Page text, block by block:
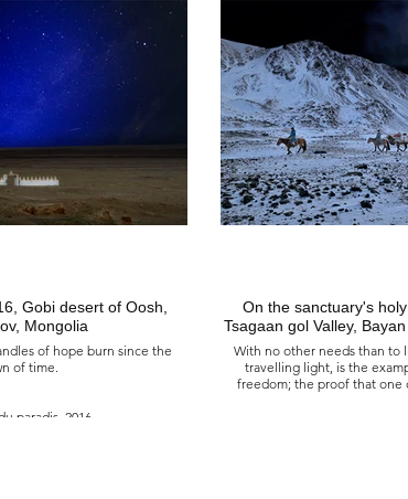
passent formant une seule et
questionne la déraison de
agonie.
的聖地, 2023
上察幹戈爾山谷
，人類、動物和大自然在這裡
而簡單的家庭，其和諧性質疑
廢的愚蠢行為。
knows? Princesses? Who
bloodthirsty when we know
heart, kings competed to
exterminating here an entire
empire! Stones then raised
which reveal, on the steppe,
these armies
Gardiens de l’empire
Statues anthropomorphiques,
Shiveet Uul,
Où l’homme shamaniste a
ses rites et ses cultes voués à
lieux. Des stèles de pierre à
d'animaux psychopompes
monde souterrain à
anthropomorphiques
gardiennes des tombes à
Mongolia
of hope burn since the
of time.
paradis, 2016
On the sanctuary's
Tsagaan gol Valley,
With no other needs than to
travelling light, is the
freedom; the proof that one